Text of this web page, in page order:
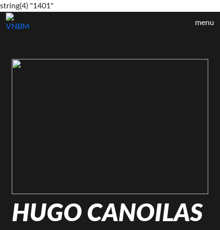
menu
string(4) "1401"
HUGO CANOILAS